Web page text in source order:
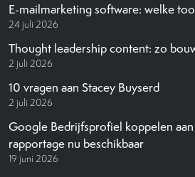
E-mailmarketing software: welke
24 juli 2026
Thought leadership content: zo
2 juli 2026
10 vragen aan Stacey Buyserd
2 juli 2026
Google Bedrijfsprofiel koppelen
rapportage nu beschikbaar
19 juni 2026